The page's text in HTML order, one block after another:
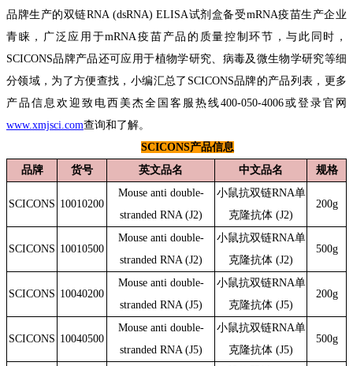
品牌生产的双链RNA (dsRNA) ELISA试剂盒备受mRNA疫苗生产企业
青睐， 广泛 应 用于mRNA疫苗产品的 质量控制环节 ，与此同时，
SCICONS品牌产品还可应用于植物学研究、病毒及微生物学研究等细
分领域，为了方便查找，小编汇总了 SCICONS品牌的产品列表 ，更多
产品信息欢迎致电西美杰全国客服热线400-050-4006或登录官网
www.xmjsci.com查询和 了解。
SCICONS产品信息
品牌
货号 英文品名 中文品名 规格
SCICONS 10010200
Mouse anti double-
stranded RNA (J2)
小鼠抗双链RNA单
克隆抗体 (J2)
200g
SCICONS 10010500
Mouse anti double-
stranded RNA (J2)
小鼠抗双链RNA单
克隆抗体 (J2)
500g
SCICONS 10040200
Mouse anti double-
stranded RNA (J5)
小鼠抗双链RNA单
克隆抗体 (J5)
200g
SCICONS 10040500
Mouse anti double-
stranded RNA (J5)
小鼠抗双链RNA单
克隆抗体 (J5)
500g